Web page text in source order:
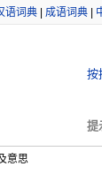
语词典 成语词典
按
提
意思